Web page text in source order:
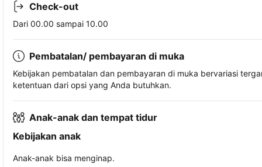
Check-out
Dari 00.00 sampai 10.00
Pembatalan/ pembayaran di muka
Kebijakan pembatalan dan pembayaran di muka bervariasi
ketentuan dari opsi yang Anda butuhkan.
Anak-anak dan tempat tidur
Kebijakan anak
Anak-anak bisa menginap.